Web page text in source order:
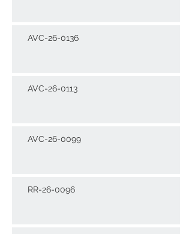
AVC-26-0136
AVC-26-0113
AVC-26-0099
RR-26-0096